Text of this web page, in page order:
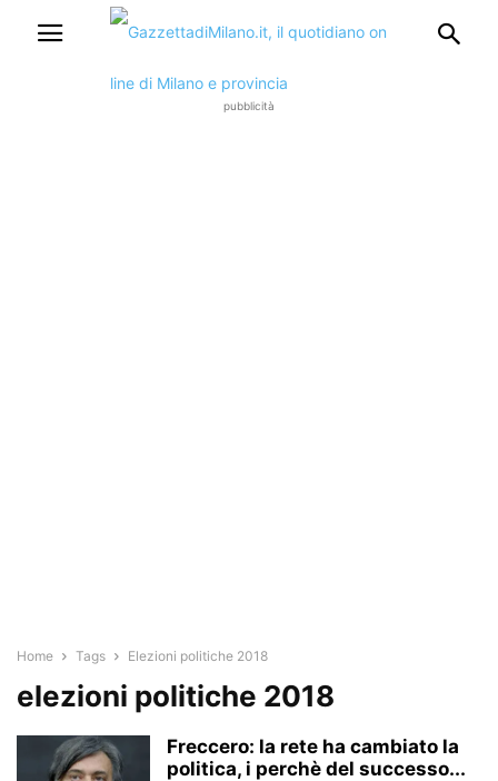
pubblicità
Home Tags Elezioni politiche 2018
elezioni politiche 2018
Freccero: la rete ha cambiato la
politica, i perchè del successo...